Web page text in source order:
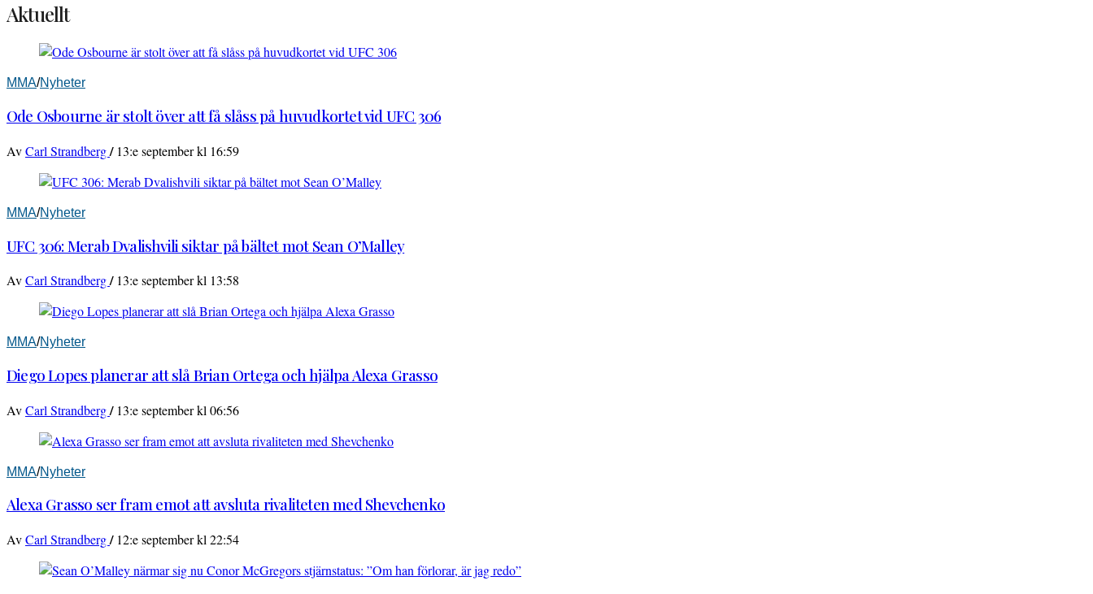
Aktuellt
MMA/Nyheter
Ode Osbourne är stolt över att få slåss på huvudkortet vid UFC 306
AvCarl Strandberg/ 13:e september kl 16:59
MMA/Nyheter
UFC 306: Merab Dvalishvili siktar på bältet mot Sean O’Malley
AvCarl Strandberg/ 13:e september kl 13:58
MMA/Nyheter
Diego Lopes planerar att slå Brian Ortega och hjälpa Alexa Grasso
AvCarl Strandberg/ 13:e september kl 06:56
MMA/Nyheter
Alexa Grasso ser fram emot att avsluta rivaliteten med Shevchenko
AvCarl Strandberg/ 12:e september kl 22:54